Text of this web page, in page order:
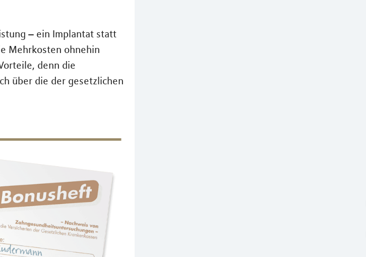
– ein Implantat statt
Mehrkosten ohnehin
denn die
über die der gesetzlichen